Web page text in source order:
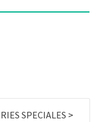
SPECIALES >